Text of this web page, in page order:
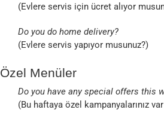
(Evlere servis için ücret alıyor
Do you do home delivery?
(Evlere servis yapıyor musunuz?)
Özel Menüler
Do you have any special offers this
(Bu haftaya özel kampanyalarınız var